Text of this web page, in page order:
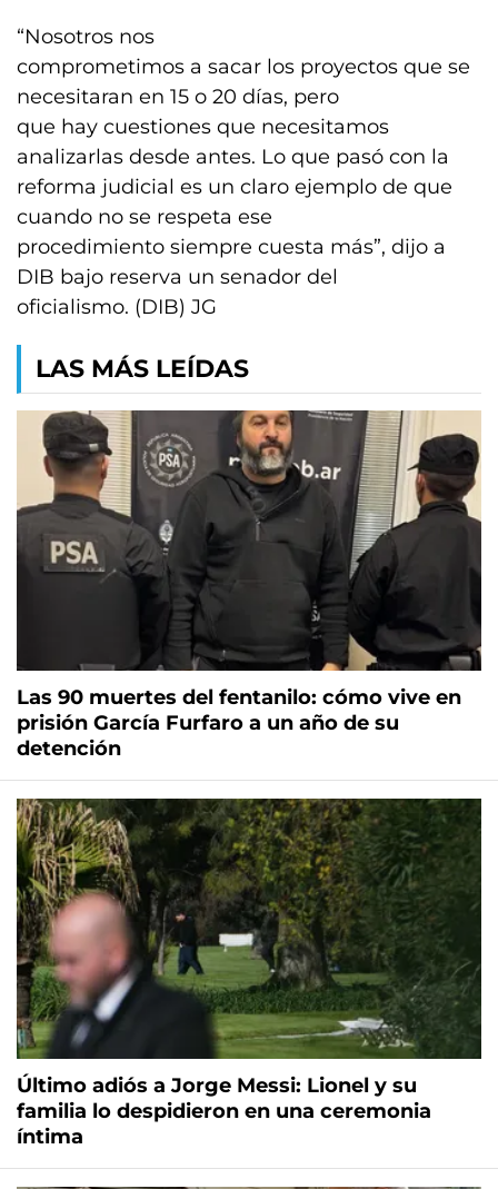
“Nosotros nos
comprometimos a sacar los proyectos que se
necesitaran en 15 o 20 días, pero
que hay cuestiones que necesitamos
analizarlas desde antes. Lo que pasó con la
reforma judicial es un claro ejemplo de que
cuando no se respeta ese
procedimiento siempre cuesta más”, dijo a
DIB bajo reserva un senador del
oficialismo. (DIB) JG
LAS MÁS LEÍDAS
Las 90 muertes del fentanilo: cómo vive en
prisión García Furfaro a un año de su
detención
Último adiós a Jorge Messi: Lionel y su
familia lo despidieron en una ceremonia
íntima